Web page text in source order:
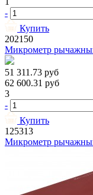
-
Купить
202150
Микрометр
51 311.73 руб
62 600.31 руб
3
-
Купить
125313
Микрометр